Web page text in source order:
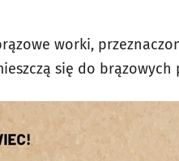
worki,
się do brązowych